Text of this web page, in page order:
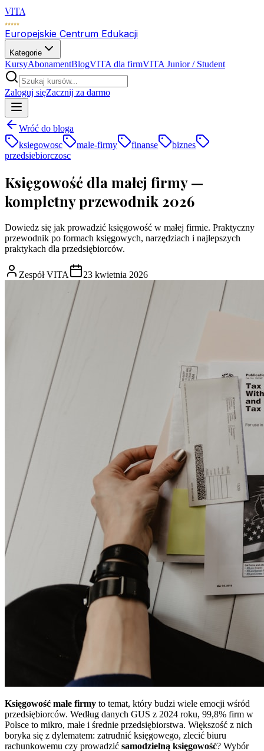
VITA
Europejskie Centrum Edukacji
Kategorie
KursyAbonamentBlogVITA dla firmVITA Junior / Student
Zaloguj sięZacznij za darmo
Wróć do bloga
ksiegowosc
male-firmy finanse
biznes
przedsiebiorczosc
Księgowość dla małej firmy —
kompletny przewodnik 2026
Dowiedz się jak prowadzić księgowość w małej firmie. Praktyczny
przewodnik po formach księgowych, narzędziach i najlepszych
praktykach dla przedsiębiorców.
Zespół VITA 23 kwietnia 2026
Księgowość małe firmy to temat, który budzi wiele emocji wśród
przedsiębiorców. Według danych GUS z 2024 roku, 99,8% firm w
Polsce to mikro, małe i średnie przedsiębiorstwa. Większość z nich
boryka się z dylematem: zatrudnić księgowego, zlecić biuru
rachunkowemu czy prowadzić samodzielną księgowość? Wybór